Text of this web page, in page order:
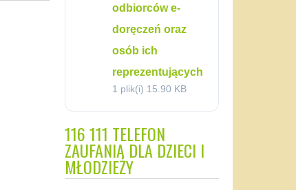
odbiorców e-
doręczeń oraz
osób ich
reprezentujących
1 plik(i) 15.90 KB
116 111 TELEFON
ZAUFANIA DLA DZIECI I
MŁODZIEŻY